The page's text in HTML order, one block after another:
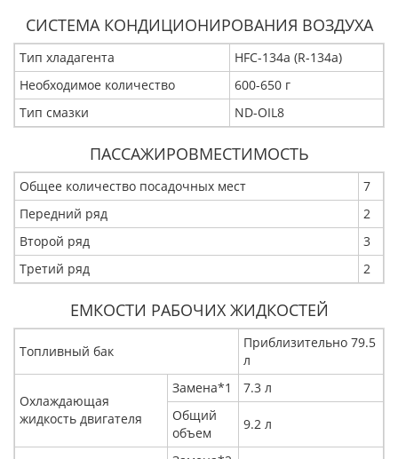
СИСТЕМА КОНДИЦИОНИРОВАНИЯ ВОЗДУХА
Тип хладагента
HFC-134a (R-134a)
Необходимое количество
600-650 г
Тип смазки
ND-OIL8
ПАССАЖИРОВМЕСТИМОСТЬ
Общее количество посадочных мест
7
Передний ряд
2
Второй ряд
3
Третий ряд
2
ЕМКОСТИ РАБОЧИХ ЖИДКОСТЕЙ
Топливный бак
Приблизительно 79.5
л
Охлаждающая
жидкость двигателя
Замена*1
7.3 л
Общий
объем
9.2 л